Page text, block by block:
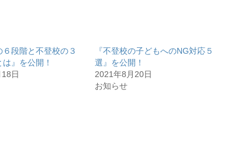
６段階と不登校の３
』を公開！
日
『不登校の子どもへのNG対応５
選』を公開！
2021年8月20日
お知らせ